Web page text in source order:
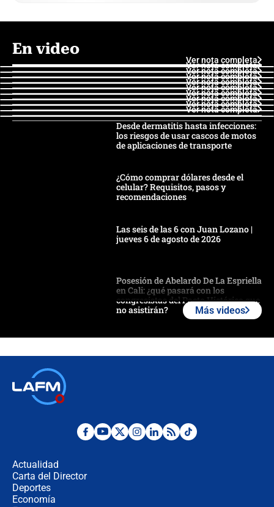
En video
Ver nota completa
Ver nota completa
Ver nota completa
Ver nota completa
Ver nota completa
Ver nota completa
Ver nota completa
Ver nota completa
Ver nota completa
Ver nota completa
Desde dermatitis hasta infecciones:
los riesgos de usar cascos de motos
de aplicaciones de transporte
¿Cómo comprar dólares desde el
celular? Requisitos, pasos y
recomendaciones
Las seis de las 6 con Juan Lozano |
jueves 6 de agosto de 2026
Posesión de Abelardo De La Espriella
en Cali: ¿qué pasará con los
congresistas del Pacto Histórico que
no asistirán?
¿Por qué De la Espriella gobernará
Más videos
Actualidad
Carta del Director
Deportes
Economía